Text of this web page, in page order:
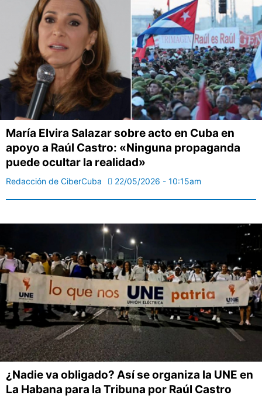
María Elvira Salazar sobre acto en Cuba en
apoyo a Raúl Castro: «Ninguna propaganda
puede ocultar la realidad»
Redacción de CiberCuba 22/05/2026 - 10:15am
¿Nadie va obligado? Así se organiza la UNE en
La Habana para la Tribuna por Raúl Castro